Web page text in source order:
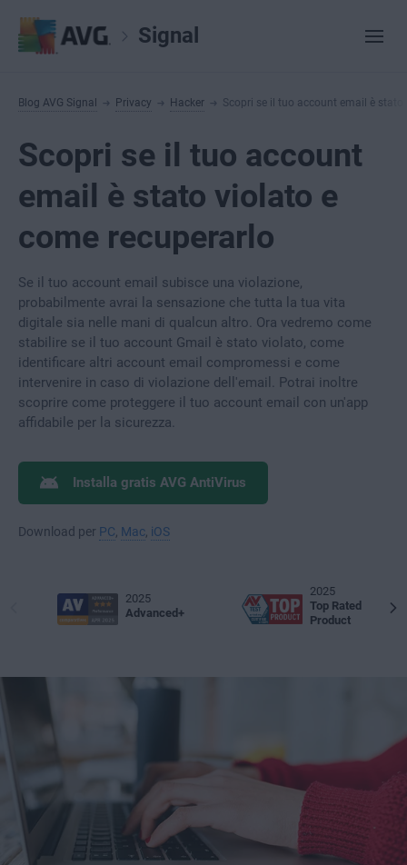
Signal
Blog AVG Signal Privacy Hacker Scopri se il tuo account email è
Scopri se il tuo account
email è stato violato e
come recuperarlo
Se il tuo account email subisce una violazione,
probabilmente avrai la sensazione che tutta la tua vita
digitale sia nelle mani di qualcun altro. Ora vedremo come
stabilire se il tuo account Gmail è stato violato, come
identificare altri account email compromessi e come
intervenire in caso di violazione dell'email. Potrai inoltre
scoprire come proteggere il tuo account email con un'app
affidabile per la sicurezza.
Installa gratis AVG AntiVirus
Download per PC Mac iOS
2025
Advanced+
2025
Top Rated
Product